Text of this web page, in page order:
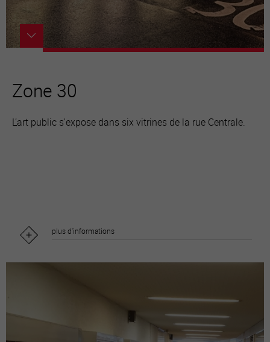
Zone 30
L’art public s'expose dans six vitrines de la rue Centrale.
plus d'informations